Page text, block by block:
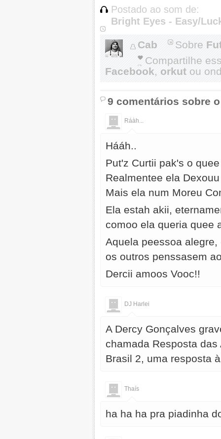
Postado ao som de:
Bright Eyes - Easy/
Cab Sobre
Compartilhe
Facebook, orkut ou
9 comentários sobre
Ráàh...
Hááh..
Put'z Curtii pak's o
Realmentee ela
Mais ela num Moreu
Ela estah akii,
comoo ela queria quee
Aquela peessoa
os outros penssasem
Dercii amoos Vooc!!
DJ Harlei
A Dercy Gonçalves
chamada Resposta
Brasil 2, uma resposta
Thaís
ha ha ha pra piadinha